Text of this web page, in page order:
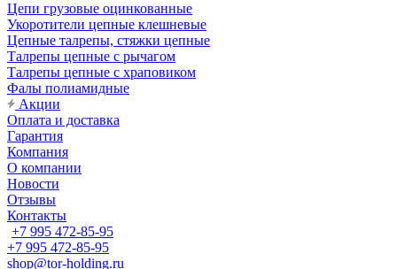
Цепи грузовые оцинкованные
Укоротители цепные клешневые
Цепные талрепы, стяжки цепные
Талрепы цепные с рычагом
Талрепы цепные с храповиком
Фалы полиамидные
Акции
Оплата и доставка
Гарантия
Компания
О компании
Новости
Отзывы
Контакты
+7 995 472-85-95
+7 995 472-85-95
shop@tor-holding.ru